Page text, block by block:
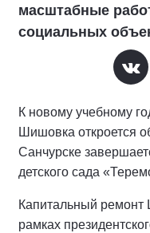
масштабные
социальных
К новому учебному
Шишовка откроется
Санчурске
детского сада
Капитальный
рамках